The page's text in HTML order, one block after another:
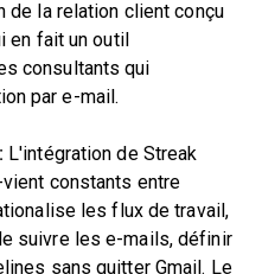
de la relation client conçu
en fait un outil
consultants qui
par e-mail.
L'intégration de Streak
constants entre
les flux de travail,
suivre les e-mails, définir
sans quitter Gmail. Le